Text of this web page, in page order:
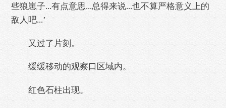
些狼崽子...有点意思...总得来说...也不算严格意义上的
敌人吧...’
又过了片刻。
缓缓移动的观察口区域内。
红色石柱出现。